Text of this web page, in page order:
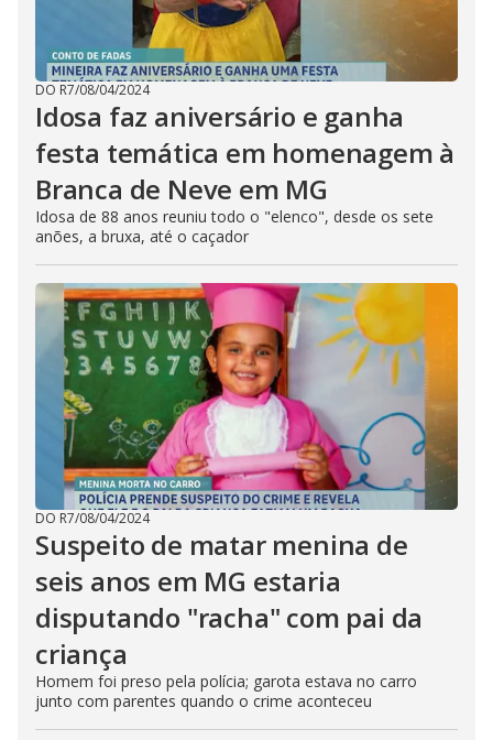
DO R7/08/04/2024
Idosa faz aniversário e ganha
festa temática em homenagem à
Branca de Neve em MG
Idosa de 88 anos reuniu todo o "elenco", desde os sete
anões, a bruxa, até o caçador
DO R7/08/04/2024
Suspeito de matar menina de
seis anos em MG estaria
disputando "racha" com pai da
criança
Homem foi preso pela polícia; garota estava no carro
junto com parentes quando o crime aconteceu